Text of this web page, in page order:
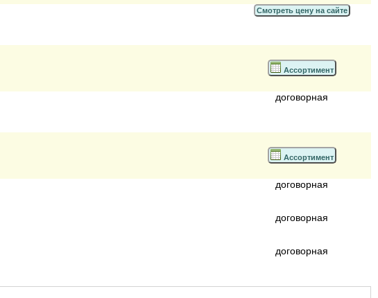
Смотреть цену на сайте
Ассортимент
договорная
Ассортимент
договорная
договорная
договорная